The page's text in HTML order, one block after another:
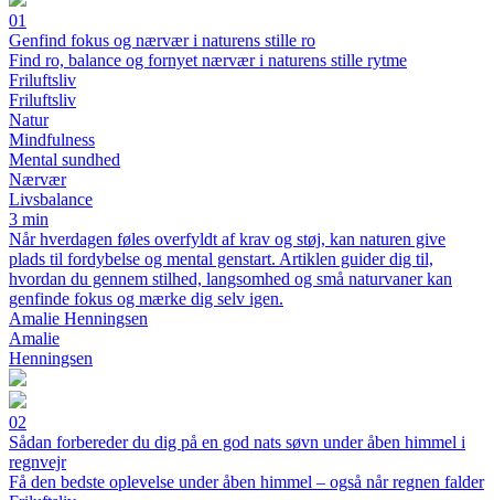
01
Genfind fokus og nærvær i naturens stille ro
Find ro, balance og fornyet nærvær i naturens stille rytme
Friluftsliv
Friluftsliv
Natur
Mindfulness
Mental sundhed
Nærvær
Livsbalance
3 min
Når hverdagen føles overfyldt af krav og støj, kan naturen give
plads til fordybelse og mental genstart. Artiklen guider dig til,
hvordan du gennem stilhed, langsomhed og små naturvaner kan
genfinde fokus og mærke dig selv igen.
Amalie Henningsen
Amalie
Henningsen
02
Sådan forbereder du dig på en god nats søvn under åben himmel i
regnvejr
Få den bedste oplevelse under åben himmel – også når regnen falder